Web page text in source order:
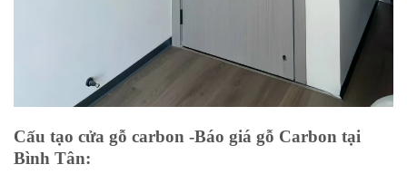
Cấu tạo cửa gỗ carbon -Báo giá gỗ Carbon tại
Bình Tân: